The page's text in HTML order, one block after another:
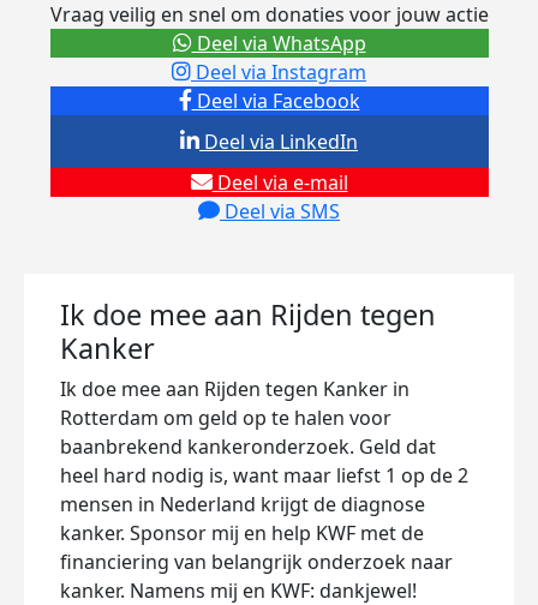
Vraag veilig en snel om donaties voor jouw actie
Deel via Facebook
Deel via Instagram
Deel via e-mail
Deel via SMS
Deel via LinkedIn
Deel via WhatsApp
Ik doe mee aan Rijden tegen
Kanker
Ik doe mee aan Rijden tegen Kanker in
Rotterdam om geld op te halen voor
baanbrekend kankeronderzoek. Geld dat
heel hard nodig is, want maar liefst 1 op de 2
mensen in Nederland krijgt de diagnose
kanker. Sponsor mij en help KWF met de
financiering van belangrijk onderzoek naar
kanker. Namens mij en KWF: dankjewel!